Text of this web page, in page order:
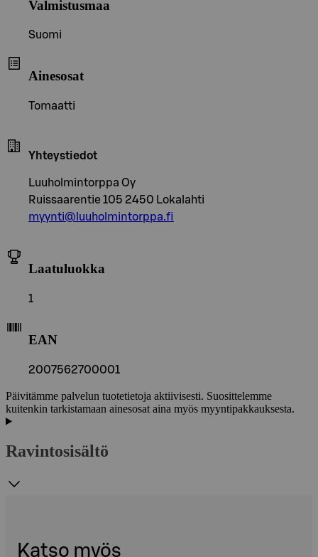
Valmistusmaa
Suomi
Ainesosat
Tomaatti
Yhteystiedot
Luuholmintorppa Oy
Ruissaarentie 105 2450 Lokalahti
myynti@luuholmintorppa.fi
Laatuluokka
1
EAN
2007562700001
Päivitämme palvelun tuotetietoja aktiivisesti. Suosittelemme
kuitenkin tarkistamaan ainesosat aina myös myyntipakkauksesta.
Ravintosisältö
Katso myös